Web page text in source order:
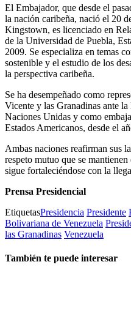
El Embajador, que desde el
la nación caribeña, nació el 20
Kingstown, es licenciado en
de la Universidad de Puebla,
2009. Se especializa en temas
sostenible y el estudio de los
la perspectiva caribeña.
Se ha desempeñado como
Vicente y las Granadinas ante
Naciones Unidas y como
Estados Americanos, desde el
Ambas naciones reafirman sus
respeto mutuo que se
sigue fortaleciéndose con la
Prensa Presidencial
EtiquetasPresidencia Presidente
Bolivariana de Venezuela
las Granadinas Venezuela
También te puede interesar